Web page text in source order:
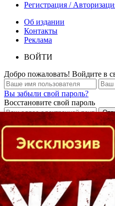
Регистрация /
Об издании
Контакты
Реклама
ВОЙТИ
Добро пожаловать! Войдите в
Вы забыли свой пароль?
Восстановите свой пароль
Кто есть кто в Байкальском